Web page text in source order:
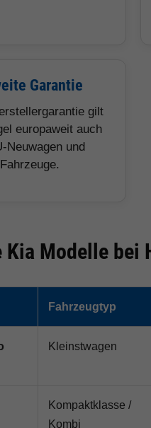
Garantie
gilt
europaweit auch
Neuwagen und
Kia Modelle bei
Fahrzeugtyp
Kleinstwagen
Kompaktklasse /
Kombi